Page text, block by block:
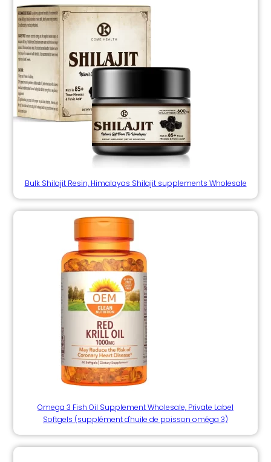
Bulk Shilajit Resin, Himalayas Shilajit supplements Wholesale
Omega 3 Fish Oil Supplement Wholesale, Private Label
Softgels (supplément d'huile de poisson oméga 3)